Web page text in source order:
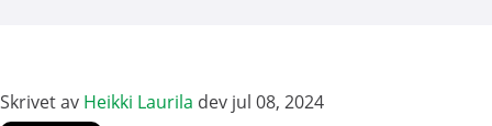
Skrivet av Heikki Laurila dev jul 08, 2024